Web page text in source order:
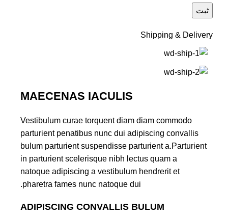
Shipping & Delivery
MAECENAS IACULIS
Vestibulum curae torquent diam diam commodo
parturient penatibus nunc dui adipiscing convallis
bulum parturient suspendisse parturient a.Parturient
in parturient scelerisque nibh lectus quam a
natoque adipiscing a vestibulum hendrerit et
pharetra fames nunc natoque dui.
ADIPISCING CONVALLIS BULUM